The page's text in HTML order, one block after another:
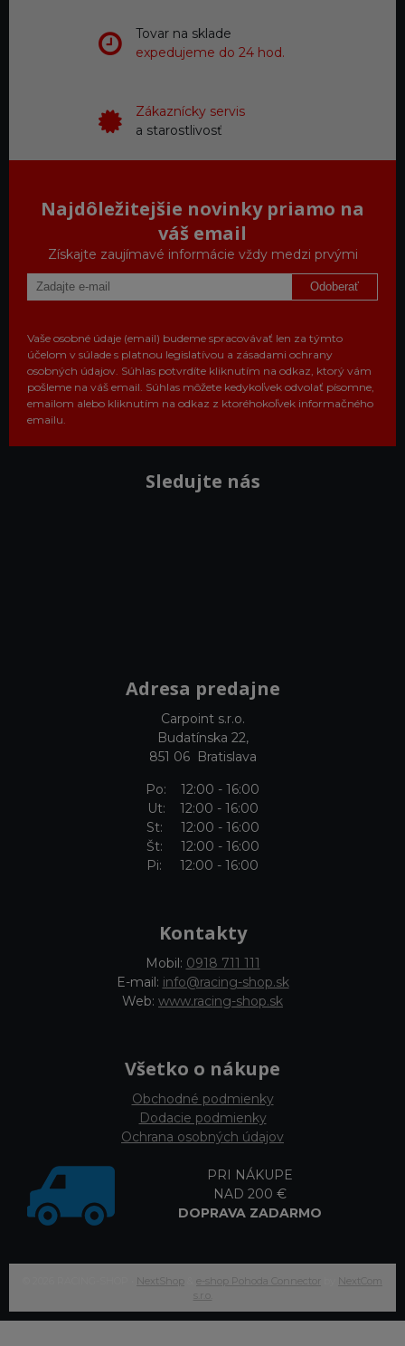
Tovar na sklade
expedujeme do 24 hod.
Zákaznícky servis
a starostlivosť
Najdôležitejšie novinky priamo na
váš email
Získajte zaujímavé informácie vždy medzi prvými
Odoberať
Vaše osobné údaje (email) budeme spracovávať len za týmto
účelom v súlade s platnou legislatívou a zásadami ochrany
osobných údajov. Súhlas potvrdíte kliknutím na odkaz, ktorý vám
pošleme na váš email. Súhlas môžete kedykoľvek odvolať písomne,
emailom alebo kliknutím na odkaz z ktoréhokoľvek informačného
emailu.
Sledujte nás
Adresa predajne
Carpoint s.r.o.
Budatínska 22,
851 06 Bratislava
Po: 12:00 - 16:00
Ut: 12:00 - 16:00
St: 12:00 - 16:00
Št: 12:00 - 16:00
Pi: 12:00 - 16:00
Kontakty
Mobil: 0918 711 111
E-mail: info@racing-shop.sk
Web: www.racing-shop.sk
Všetko o nákupe
Obchodné podmienky
Dodacie podmienky
Ochrana osobných údajov
PRI NÁKUPE
NAD 200 €
DOPRAVA ZADARMO
NextShop e-shop Pohoda Connector
NextCom